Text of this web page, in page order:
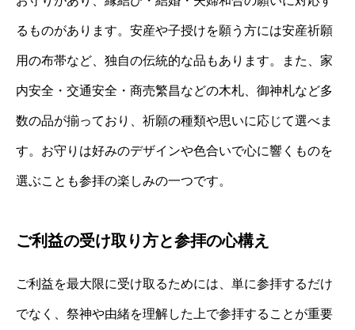
るものがあります。安産や子授けを願う方には安産祈願
用の布帯など、独自の伝統的な品もあります。また、家
内安全・交通安全・商売繁昌などの木札、御神札など多
数の品が揃っており、祈願の種類や思いに応じて選べま
す。お守りは好みのデザインや色合いで心に響くものを
選ぶことも参拝の楽しみの一つです。
ご利益の受け取り方と参拝の心構え
ご利益を最大限に受け取るためには、単に参拝するだけ
でなく、祭神や由緒を理解した上で参拝することが重要